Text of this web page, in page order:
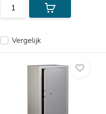
Vergelijk